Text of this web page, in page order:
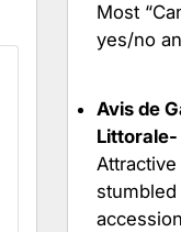
Most
yes/no
Avis de
Littorale-